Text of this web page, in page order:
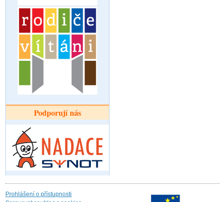
Podporují nás
Prohlášení o přístupnosti